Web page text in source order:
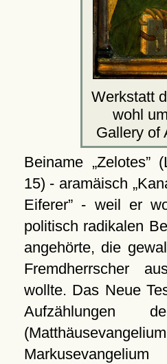
Werkstatt
wohl
Gallery of
Beiname Zelotes
15) - aramäisch
Eiferer - weil er
politisch radikalen
angehörte, die
Fremdherrscher
wollte. Das Neue
Aufzählungen